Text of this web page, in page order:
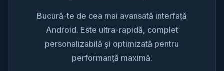
Bucură-te de cea mai avansată interfață
Android. Este ultra-rapidă, complet
personalizabilă și optimizată pentru
performanță maximă.